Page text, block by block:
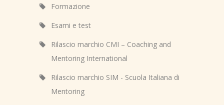
Formazione
Esami e test
Rilascio marchio CMI – Coaching and
Mentoring International
Rilascio marchio SIM - Scuola Italiana di
Mentoring